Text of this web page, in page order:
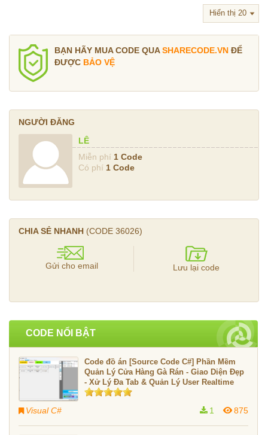
BẠN HÃY MUA CODE QUASHARECODE.VN ĐỂ
ĐƯỢC BẢO VỆ
NGƯỜI ĐĂNG
LÊ
Miễn phí 1 Code
Có phí 1 Code
CHIA SẺ NHANH (CODE 36026)
Gửi cho email Lưu lại code
CODE NỔI BẬT
Code đồ án [Source Code C#] Phần Mềm
Quản Lý Cửa Hàng Gà Rán - Giao Diện Đẹp
- Xử Lý Đa Tab & Quản Lý User Realtime
Visual C# 875
1